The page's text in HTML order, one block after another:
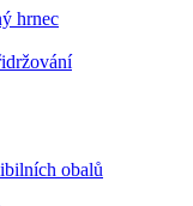
hrnec
obalů